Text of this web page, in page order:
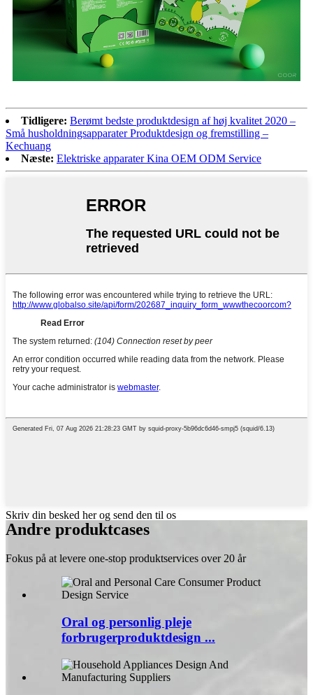
Tidligere: Berømt bedste produktdesign af høj kvalitet 2020 –
Små husholdningsapparater Produktdesign og fremstilling –
Kechuang
Næste: Elektriske apparater Kina OEM ODM Service
Skriv din besked her og send den til os
Andre produktcases
Fokus på at levere one-stop produktservices over 20 år
Oral og personlig pleje
forbrugerproduktdesign ...